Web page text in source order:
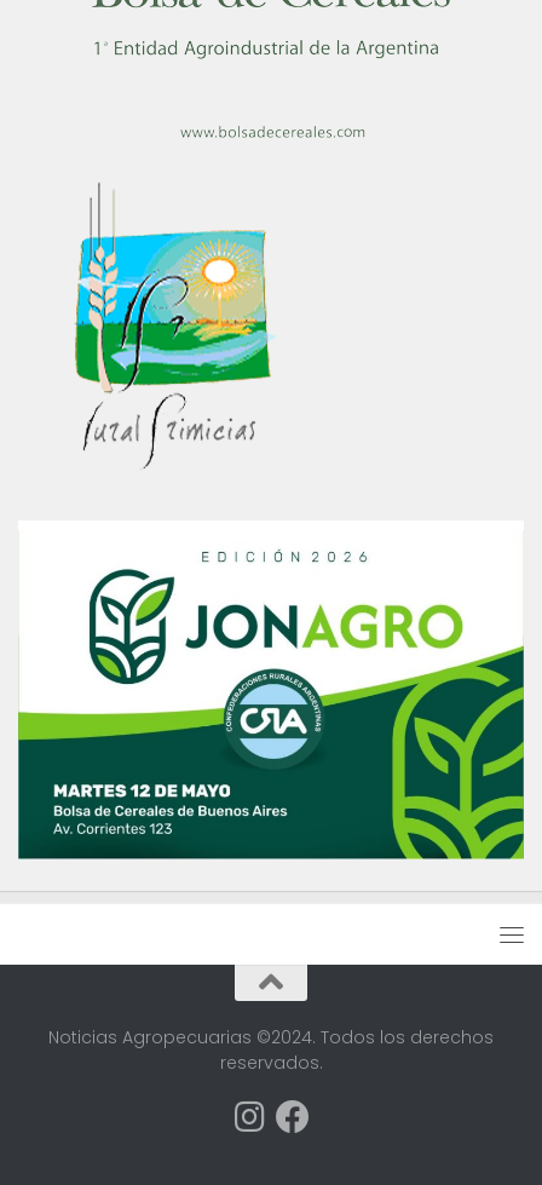
Noticias Agropecuarias ©2024. Todos los derechos
reservados.